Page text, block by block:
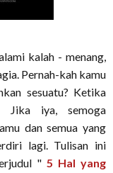
kalah - menang,
Pernah-kah kamu
sesuatu? Ketika
Jika iya, semoga
dan semua yang
lagi. Tulisan ini
" 5 Hal yang